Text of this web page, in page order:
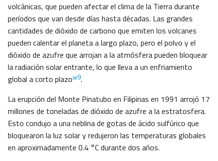
volcánicas, que pueden afectar el clima de la Tierra durante
períodos que van desde días hasta décadas. Las grandes
cantidades de dióxido de carbono que emiten los volcanes
pueden calentar el planeta a largo plazo, pero el polvo y el
dióxido de azufre que arrojan a la atmósfera pueden bloquear
la radiación solar entrante, lo que lleva a un enfriamiento
global a corto plazow9.
La erupción del Monte Pinatubo en Filipinas en 1991 arrojó 17
millones de toneladas de dióxido de azufre a la estratosfera.
Esto condujo a una neblina de gotas de ácido sulfúrico que
bloquearon la luz solar y redujeron las temperaturas globales
en aproximadamente 0.4 °C durante dos años.